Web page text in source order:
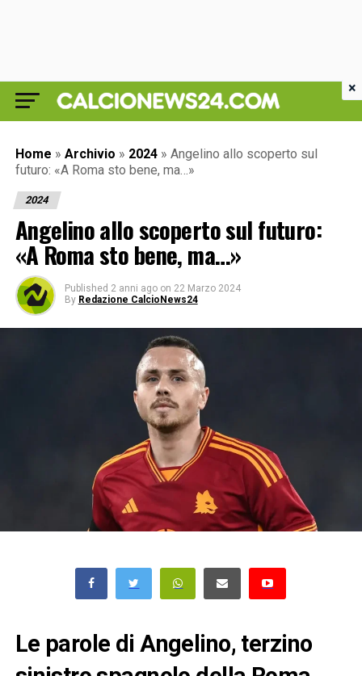
Home » Archivio » 2024 » Angelino allo scoperto sul
futuro: «A Roma sto bene, ma…»
2024
Angelino allo scoperto sul futuro:
«A Roma sto bene, ma…»
Published 2 anni ago on 22 Marzo 2024
By Redazione CalcioNews24
Le parole di Angelino, terzino
×